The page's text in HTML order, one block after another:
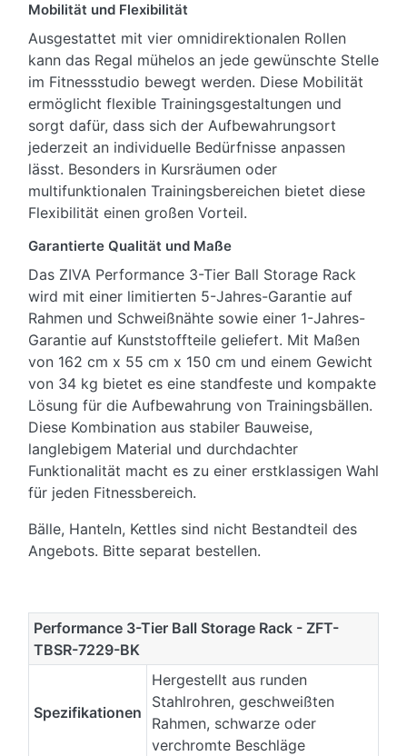
Mobilität und Flexibilität
Ausgestattet mit vier omnidirektionalen Rollen
kann das Regal mühelos an jede gewünschte Stelle
im Fitnessstudio bewegt werden. Diese Mobilität
ermöglicht flexible Trainingsgestaltungen und
sorgt dafür, dass sich der Aufbewahrungsort
jederzeit an individuelle Bedürfnisse anpassen
lässt. Besonders in Kursräumen oder
multifunktionalen Trainingsbereichen bietet diese
Flexibilität einen großen Vorteil.
Garantierte Qualität und Maße
Das ZIVA Performance 3-Tier Ball Storage Rack
wird mit einer limitierten 5-Jahres-Garantie auf
Rahmen und Schweißnähte sowie einer 1-Jahres-
Garantie auf Kunststoffteile geliefert. Mit Maßen
von 162 cm x 55 cm x 150 cm und einem Gewicht
von 34 kg bietet es eine standfeste und kompakte
Lösung für die Aufbewahrung von Trainingsbällen.
Diese Kombination aus stabiler Bauweise,
langlebigem Material und durchdachter
Funktionalität macht es zu einer erstklassigen Wahl
für jeden Fitnessbereich.
Bälle, Hanteln, Kettles sind nicht Bestandteil des
Angebots. Bitte separat bestellen.
Performance 3-Tier Ball Storage Rack - ZFT-
TBSR-7229-BK
Spezifikationen
Hergestellt aus runden
Stahlrohren, geschweißten
Rahmen, schwarze oder
verchromte Beschläge